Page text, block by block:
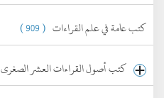
كتب عامة في علم القراءات ( 909 )
كتب أصول القراءات العشر الصغرى